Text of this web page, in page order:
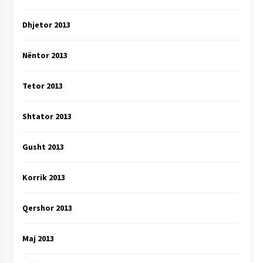
Dhjetor 2013
Nëntor 2013
Tetor 2013
Shtator 2013
Gusht 2013
Korrik 2013
Qershor 2013
Maj 2013